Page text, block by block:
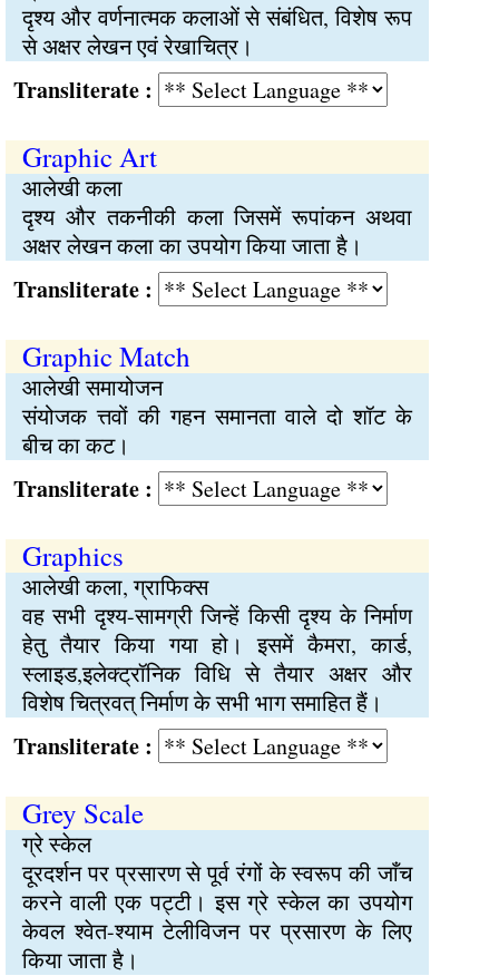
दृश्य और वर्णनात्मक कलाओं से संबंधित, विशेष रूप
से अक्षर लेखन एवं रेखाचित्र।
:
Graphic Art
आलेखी कला
दृश्य और तकनीकी कला जिसमें रूपांकन अथवा
अक्षर लेखन कला का उपयोग किया जाता है।
:
Graphic Match
आलेखी समायोजन
संयोजक त्तवों की गहन समानता वाले दो शॉट के
बीच का कट।
:
Graphics
आलेखी कला, ग्राफिक्स
वह सभी दृश्य-सामग्री जिन्हें किसी दृश्य के निर्माण
हेतु तैयार किया गया हो। इसमें कैमरा, कार्ड,
स्लाइड,इलेक्ट्रॉनिक विधि से तैयार अक्षर और
विशेष चित्रवत् निर्माण के सभी भाग समाहित हैं।
:
Grey Scale
ग्रे स्केल
दूरदर्शन पर प्रसारण से पूर्व रंगों के स्वरूप की जाँच
करने वाली एक पट्टी। इस ग्रे स्केल का उपयोग
केवल श्वेत-श्याम टेलीविजन पर प्रसारण के लिए
किया जाता है।